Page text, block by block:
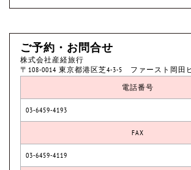
ご予約・お問合せ
株式会社産経旅行
〒108-0014 東京都港区芝4-3-5 ファースト岡田
電話番号
03-6459-4193
FAX
03-6459-4119